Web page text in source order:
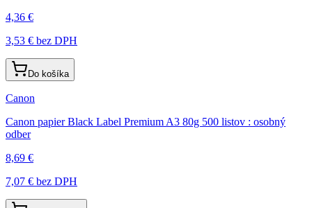
4,36 €
3,53 € bez DPH
Do košíka
Canon
Canon papier Black Label Premium A3 80g 500 listov : osobný
odber
8,69 €
7,07 € bez DPH